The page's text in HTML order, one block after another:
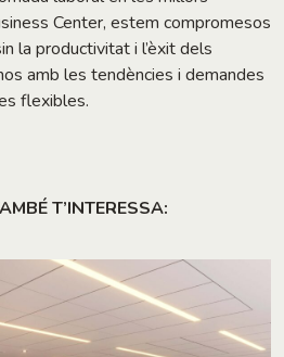
Center, estem compromesos
la productivitat i l’èxit dels
amb les tendències i demandes
flexibles.
T’INTERESSA: